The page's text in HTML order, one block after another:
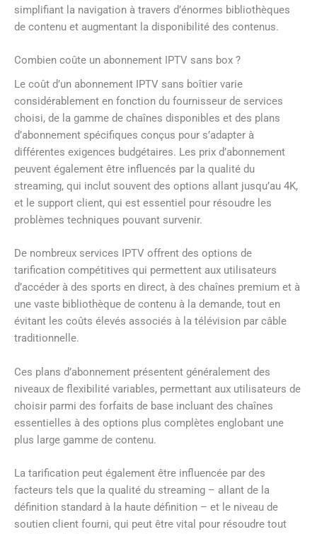
simplifiant la navigation à travers d’énormes bibliothèques
de contenu et augmentant la disponibilité des contenus.
Combien coûte un abonnement IPTV sans box ?
Le coût d’un abonnement IPTV sans boîtier varie
considérablement en fonction du fournisseur de services
choisi, de la gamme de chaînes disponibles et des plans
d’abonnement spécifiques conçus pour s’adapter à
différentes exigences budgétaires. Les prix d’abonnement
peuvent également être influencés par la qualité du
streaming, qui inclut souvent des options allant jusqu’au 4K,
et le support client, qui est essentiel pour résoudre les
problèmes techniques pouvant survenir.
De nombreux services IPTV offrent des options de
tarification compétitives qui permettent aux utilisateurs
d’accéder à des sports en direct, à des chaînes premium et à
une vaste bibliothèque de contenu à la demande, tout en
évitant les coûts élevés associés à la télévision par câble
traditionnelle.
Ces plans d’abonnement présentent généralement des
niveaux de flexibilité variables, permettant aux utilisateurs de
choisir parmi des forfaits de base incluant des chaînes
essentielles à des options plus complètes englobant une
plus large gamme de contenu.
La tarification peut également être influencée par des
facteurs tels que la qualité du streaming – allant de la
définition standard à la haute définition – et le niveau de
soutien client fourni, qui peut être vital pour résoudre tout